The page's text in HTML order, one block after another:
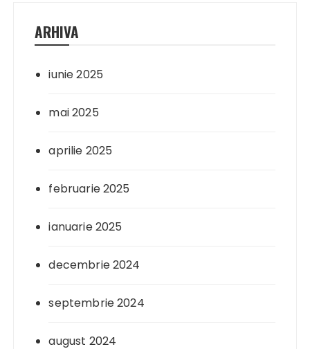
ARHIVA
iunie 2025
mai 2025
aprilie 2025
februarie 2025
ianuarie 2025
decembrie 2024
septembrie 2024
august 2024